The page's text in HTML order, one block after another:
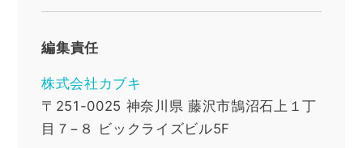
編集責任
株式会社カブキ
〒251-0025 神奈川県 藤沢市鵠沼石上１丁
目７−８ ビックライズビル5F